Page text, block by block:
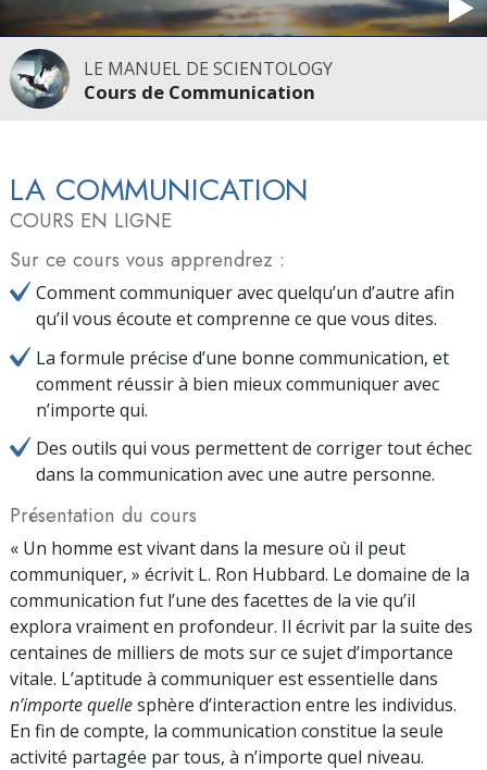
LE MANUEL DE SCIENTOLOGY
Cours de Communication
LA COMMUNICATION
COURS EN LIGNE
Sur ce cours vous apprendrez :
Comment communiquer avec quelqu’un d’autre afin
qu’il vous écoute et comprenne ce que vous dites.
La formule précise d’une bonne communication, et
comment réussir à bien mieux communiquer avec
n’importe qui.
Des outils qui vous permettent de corriger tout échec
dans la communication avec une autre personne.
Présentation du cours
« Un homme est vivant dans la mesure où il peut
communiquer, » écrivit L. Ron Hubbard. Le domaine de la
communication fut l’une des facettes de la vie qu’il
explora vraiment en profondeur. Il écrivit par la suite des
centaines de milliers de mots sur ce sujet d’importance
vitale. L’aptitude à communiquer est essentielle dans
n’importe quellesphère d’interaction entre les individus.
En fin de compte, la communication constitue la seule
activité partagée par tous, à n’importe quel niveau.